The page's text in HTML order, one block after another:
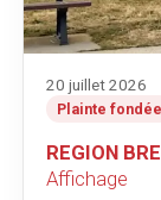
20 juillet 2026
Plainte fondée
REGION
Affichage